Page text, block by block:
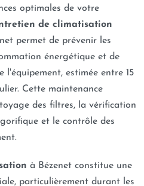
optimales de votre
de climatisation
permet de prévenir les
énergétique et de
l'équipement, estimée entre 15
Cette maintenance
des filtres, la vérification
et le contrôle des
à Bézenet constitue une
particulièrement durant les